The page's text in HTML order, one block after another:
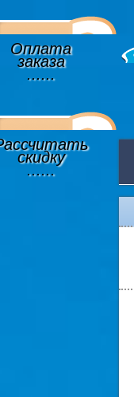
Оплата
заказа
......
скидку
......